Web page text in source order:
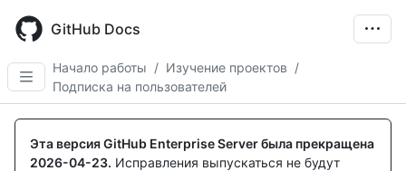
main
content
GitHub Docs
Начало работы / Изучение проектов /
Подписка на пользователей
Эта версия GitHub Enterprise Server была прекращена
2026-04-23. Исправления выпускаться не будут